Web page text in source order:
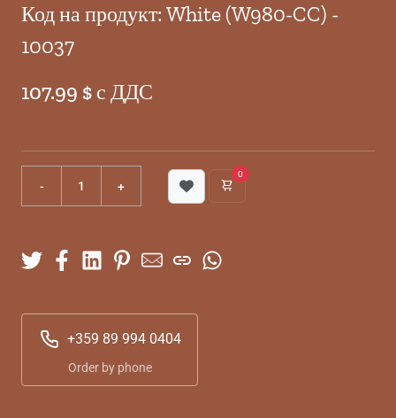
Код на продукт: White (W980-CC) -
10037
107.99 $ с ДДС
0
+359 89 994 0404
Order by phone